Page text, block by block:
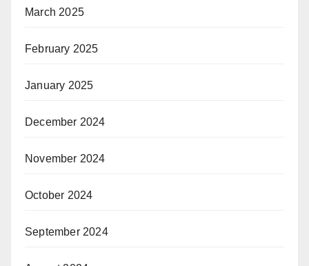
March 2025
February 2025
January 2025
December 2024
November 2024
October 2024
September 2024